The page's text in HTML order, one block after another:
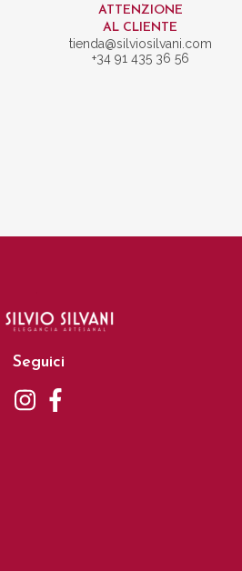
ATTENZIONE
AL CLIENTE
tienda@silviosilvani.com
+34 91 435 36 56
Seguici